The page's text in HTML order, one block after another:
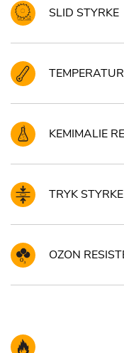
SLID STYRKE
KEMIMALIE
TRYK
OZON